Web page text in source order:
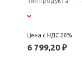
Цена с НДС 20%
6 799,20 ₽